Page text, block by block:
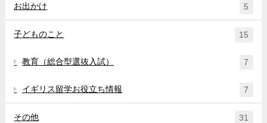
お出かけ 5
子どものこと 15
教育（総合型選抜入試） 7
イギリス留学お役立ち情報 7
その他 31